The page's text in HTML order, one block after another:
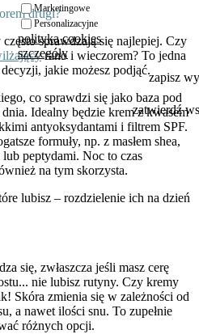
drugi?
sprawdzają się najlepiej. Czy
rano i wieczorem? To jedna
jakie możesz podjąć.
co sprawdzi się jako baza pod
Idealny będzie krem z kwasem
antyoksydantami i filtrem SPF.
formuły, np. z masłem shea,
peptydami. Noc to czas
na tym skorzysta.
lubisz – rozdzielenie ich na dzień
się, zwłaszcza jeśli masz cerę
nie lubisz rutyny. Czy kremy
Skóra zmienia się w zależności od
a nawet ilości snu. To zupełnie
różnych opcji.
Marketingowe
Personalizacyjne
polityka cookies
szczegóły
zapisz
zatwierdź